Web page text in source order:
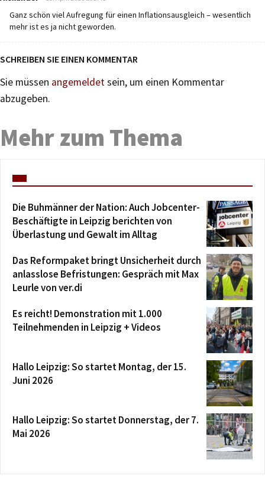
Ganz schön viel Aufregung für einen Inflationsausgleich – wesentlich
mehr ist es ja nicht geworden.
SCHREIBEN SIE EINEN KOMMENTAR
Sie müssen angemeldetsein, um einen Kommentar
abzugeben.
Mehr zum Thema
Die Buhmänner der Nation: Auch Jobcenter-
Beschäftigte in Leipzig berichten von
Überlastung und Gewalt im Alltag
Das Reformpaket bringt Unsicherheit durch
anlasslose Befristungen: Gespräch mit Max
Leurle von ver.di
Es reicht! Demonstration mit 1.000
Teilnehmenden in Leipzig + Videos
Hallo Leipzig: So startet Montag, der 15.
Juni 2026
Hallo Leipzig: So startet Donnerstag, der 7.
Mai 2026